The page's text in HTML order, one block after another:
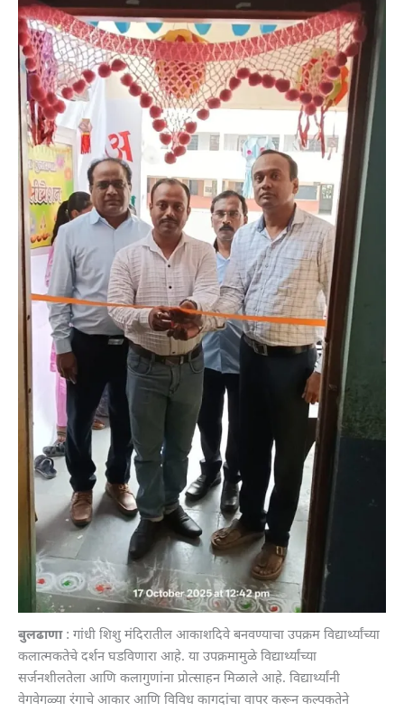
बुलढाणा: गांधी शिशु मंदिरातील आकाशदिवे बनवण्याचा उपक्रम विद्यार्थ्यांच्या
कलात्मकतेचे दर्शन घडविणारा आहे. या उपक्रमामुळे विद्यार्थ्यांच्या
सर्जनशीलतेला आणि कलागुणांना प्रोत्साहन मिळाले आहे. विद्यार्थ्यांनी
वेगवेगळ्या रंगाचे आकार आणि विविध कागदांचा वापर करून कल्पकतेने